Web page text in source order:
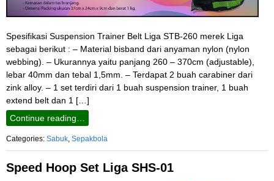
Spesifikasi Suspension Trainer Belt Liga STB-260 merek Liga
sebagai berikut : – Material bisband dari anyaman nylon (nylon
webbing). – Ukurannya yaitu panjang 260 – 370cm (adjustable),
lebar 40mm dan tebal 1,5mm. – Terdapat 2 buah carabiner dari
zink alloy. – 1 set terdiri dari 1 buah suspension trainer, 1 buah
extend belt dan 1 […]
Continue reading…
Categories: Sabuk Sepakbola
Speed Hoop Set Liga SHS-01